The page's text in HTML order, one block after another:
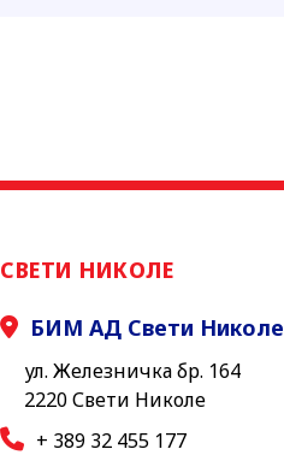
СВЕТИ НИКОЛЕ
БИМ АД Свети Николе
ул. Железничка бр. 164
2220 Свети Николе
+ 389 32 455 177